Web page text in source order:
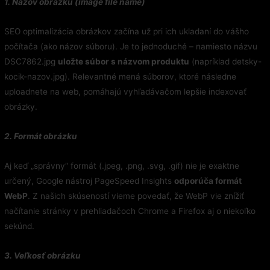
SEO optimalizácia obrázkov začína už pri ich ukladaní do vášho
počítača (ako názov súboru). Je to jednoduché – namiesto názvu
DSC7862.jpg uložte súbor s názvom produktu (napríklad detsky-
kocik-nazov.jpg). Relevantné mená súborov, ktoré následne
uploadnete na web, pomáhajú vyhľadávačom lepšie indexovať
obrázky.
2. Formát obrázku
Aj keď „správny“ formát (.jpeg, .png, .svg, .gif) nie je exaktne
určený, Google nástroj PageSpeed Insightsodporúča formát
WebP. Z našich skúseností vieme povedať, že WebP vie znížiť
načítanie stránky v prehliadačoch Chrome a Firefox aj o niekoľko
sekúnd.
3. Veľkosť obrázku